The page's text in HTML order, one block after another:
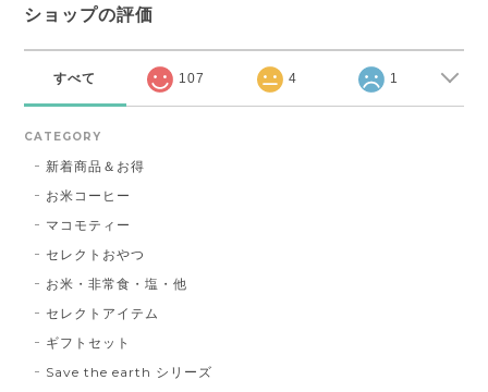
ショップの評価
すべて 107 4 1
CATEGORY
新着商品＆お得
お米コーヒー
マコモティー
セレクトおやつ
お米・非常食・塩・他
セレクトアイテム
ギフトセット
Save the earth シリーズ